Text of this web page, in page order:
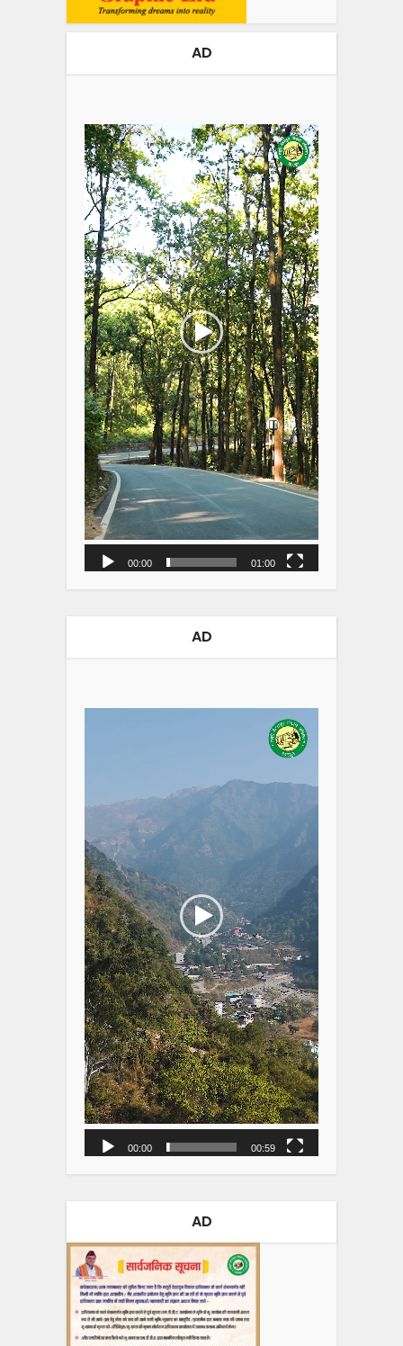
AD
00:00 01:00
AD
00:00 00:59
AD